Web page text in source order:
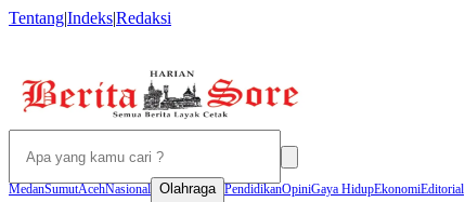
Tentang|Indeks|Redaksi
MedanSumutAcehNasional Olahraga PendidikanOpiniGaya HidupEkonomiEditorial